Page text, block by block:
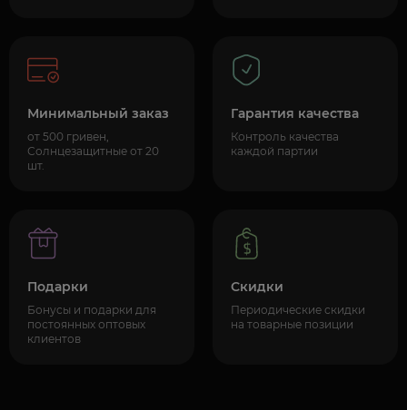
Минимальный заказ
от 500 гривен,
Солнцезащитные от 20
шт.
Гарантия качества
Контроль качества
каждой партии
Подарки
Бонусы и подарки для
постоянных оптовых
клиентов
Скидки
Периодические скидки
на товарные позиции